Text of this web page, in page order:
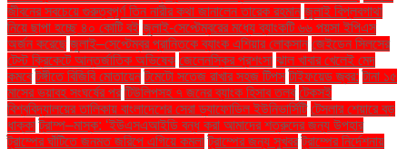
জীবনের সবচেয়ে গুরুত্বপূর্ণ তিন নারীর কথা জানালেন তারেক রহমান জুলাই বিপ্লবগাথা
নিয়ে ছাপা হচ্ছে ৪০ কোটি বই জুলাই-সেপ্টেম্বরের মধ্যে ব্যাংকটি ৬৬ পয়সা ইপিএস
অর্জন করেছে জুলাই–সেপ্টেম্বর প্রান্তিকে ব্যাংক এশিয়ার লোকসান জেইডেন সিলসের
টেস্ট ক্রিকেটে আন্তর্জাতিক অভিষেক জেলেনস্কির প্রশংসা ঝাল খাবার খেলেই মেদ
কমবে টঙ্গীতে বিজিবি মোতায়েন টমেটো সতেজ রাখার সহজ টিপস টাইফয়েড জ্বর: টানা ১৫
মাসের ভয়াবহ সংঘর্ষের পর টিউলিপসহ ৭ জনের ব্যাংক হিসাব তলব টেকসই
বিশ্ববিদ্যালয়ের তালিকায় বাংলাদেশের সেরা ড্যাফোডিল ইউনিভার্সিটি টেসলার শেয়ারে বড়
ধাক্কা ট্রাম্প–মাস্ক: ‘ইউএসএআইডি বন্ধ করা আমাদের শত্রুদের জন্য উপহার
ট্রাম্পের ঘাঁটিতে জনমত জরিপে এগিয়ে কমলা ট্রাম্পের জন্য সুখবর ট্রাম্পের নির্দেশনায়